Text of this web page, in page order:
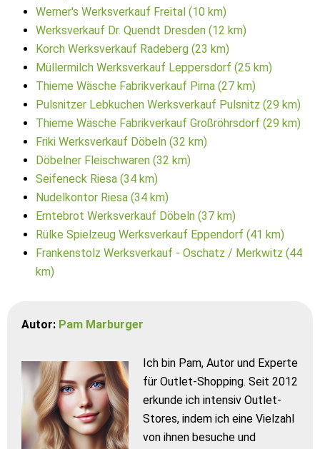
Werner's Werksverkauf Freital (10 km)
Werksverkauf Dr. Quendt Dresden (12 km)
Korch Werksverkauf Radeberg (23 km)
Müllermilch Werksverkauf Leppersdorf (25 km)
Thieme Wäsche Fabrikverkauf Pirna (27 km)
Pulsnitzer Lebkuchen Werksverkauf Pulsnitz (29 km)
Thieme Wäsche Fabrikverkauf Großröhrsdorf (29 km)
Friki Werksverkauf Döbeln (32 km)
Döbelner Fleischwaren (32 km)
Seifeneck Riesa (34 km)
Nudelkontor Riesa (34 km)
Erntebrot Werksverkauf Döbeln (37 km)
Rülke Spielzeug Werksverkauf Eppendorf (41 km)
Frankenstolz Werksverkauf - Oschatz / Merkwitz (44
km)
Autor: Pam Marburger
Ich bin Pam, Autor und Experte
für Outlet-Shopping. Seit 2012
erkunde ich intensiv Outlet-
Stores, indem ich eine Vielzahl
von ihnen besuche und